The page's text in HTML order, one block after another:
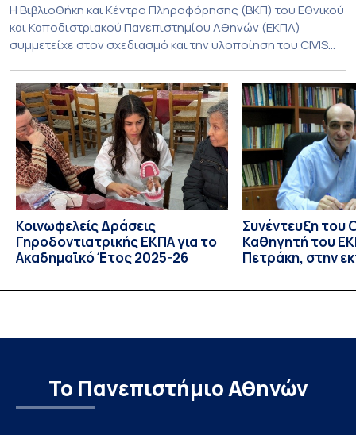
Η Βιβλιοθήκη και Κέντρο Πληροφόρησης (ΒΚΠ) του Εθνικού
και Καποδιστριακού Πανεπιστημίου Αθηνών (ΕΚΠΑ)
συμμετείχε στον σχεδιασμό και την υλοποίηση του CIVIS
Libraries and Participatory Culture” (IMOTION), το οποίο
πραγματοποιήθηκε με διαδικτυακές και δια ζώσης
εκπαιδευτικές δράσεις από τις 3 Ιουνίου έως τις 10 Ιουλίου
2026. Το πρόγραμμα αποτελεί […]
Κοινωφελείς Δράσεις
Γηροδοντιατρικής ΕΚΠΑ για το
Ακαδημαϊκό Έτος 2025-26
Συνέντευξη του
Καθηγητή του
Πετράκη, στην
Το Πανεπιστήμιο Αθηνών